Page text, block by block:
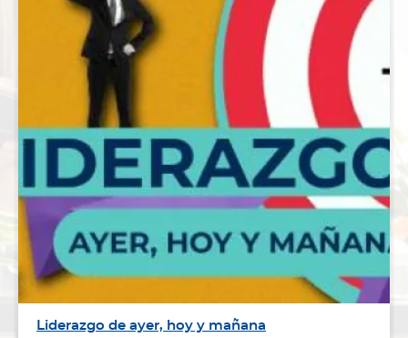
Liderazgo de ayer, hoy y mañana